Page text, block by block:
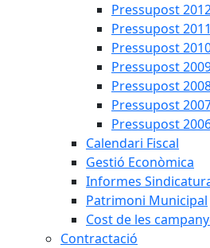
Pressupost
Pressupost 2011
Pressupost
Pressupost
Pressupost
Pressupost
Pressupost
Calendari Fiscal
Gestió Econòmica
Informes
Patrimoni Municipal
Cost de les
Contractació